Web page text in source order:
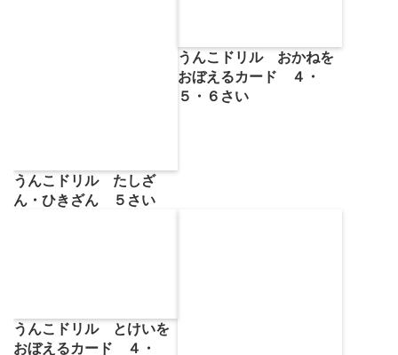
うんこドリル たしざ
ん・ひきざん ５さい
うんこドリル おかねを
おぼえるカード ４・
５・６さい
うんこドリル とけいを
おぼえるカード ４・